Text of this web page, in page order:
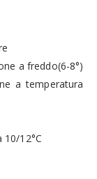
a freddo(6-8°)
a temperatura
12°C